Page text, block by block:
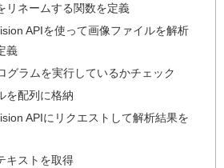
リネームする関数を定義
APIを使って画像ファイルを解析
義
グラムを実行しているかチェック
を配列に格納
APIにリクエストして解析結果を
キストを取得